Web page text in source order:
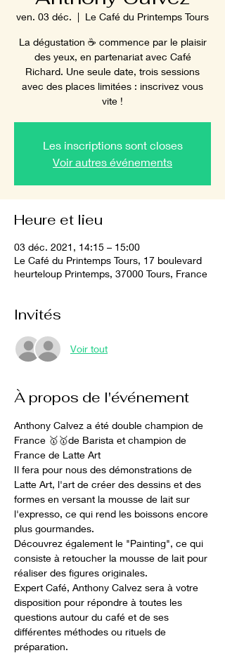
ven. 03 déc.
  |
Le Café du Printemps Tours
La dégustation ☕️ commence par le plaisir
des yeux, en partenariat avec Café
Richard. Une seule date, trois sessions
avec des places limitées : inscrivez vous
vite !
Les inscriptions sont closes
Voir autres événements
Heure et lieu
03 déc. 2021, 14:15 – 15:00
Le Café du Printemps Tours, 17 boulevard
heurteloup Printemps, 37000 Tours, France
Invités
Voir tout
À propos de l'événement
Anthony Calvez a été double champion de
France 🥇🥇de Barista et champion de
France de Latte Art
Il fera pour nous des démonstrations de
Latte Art, l'art de créer des dessins et des
formes en versant la mousse de lait sur
l'expresso, ce qui rend les boissons encore
plus gourmandes.
Découvrez également le "Painting", ce qui
consiste à retoucher la mousse de lait pour
réaliser des figures originales.
Expert Café, Anthony Calvez sera à votre
disposition pour répondre à toutes les
questions autour du café et de ses
différentes méthodes ou rituels de
préparation.